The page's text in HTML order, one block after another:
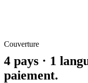
Couverture
4 pays · 1
paiement.